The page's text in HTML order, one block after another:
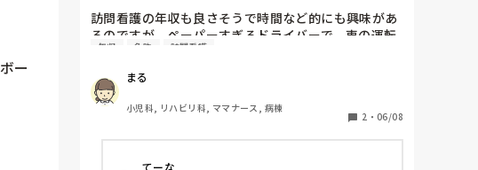
ー
訪問看護の年収も良さそうで時間など的にも興味があ
るのですが、ペーパーすぎるドライバーで、車の運転
は避けたいと思ってます。訪問看護は車の免許なくて
年収 免許 訪問看護
まる
小児科, リハビリ科, ママナース, 病棟
2 ・ 06/08
てーな